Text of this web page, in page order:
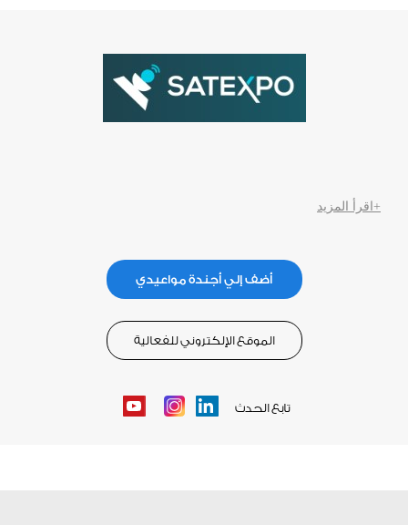
+اقرأ المزيد
أضف إلي أجندة مواعيدي
الموقع الإلكتروني للفعالية
تابع الحدث LinkedIn
Instagram
Youtube